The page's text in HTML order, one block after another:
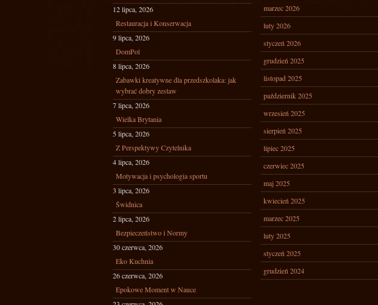
12 lipca, 2026
Restauracja i Konserwacja
9 lipca, 2026
DomPol
8 lipca, 2026
Zabawki kreatywne dla przedszkolaka: jak
wybrać dobry zestaw
7 lipca, 2026
Wielka Brytania
5 lipca, 2026
Z Perspektywy Czytelnika
4 lipca, 2026
Motywacja i psychologia sportu
3 lipca, 2026
Świdnica
2 lipca, 2026
Bezpieczeństwo i Normy
30 czerwca, 2026
Eko Kuchnia
26 czerwca, 2026
Epokowe Moment w Nauce
marzec 2026
luty 2026
styczeń 2026
grudzień 2025
listopad 2025
październik 2025
wrzesień 2025
sierpień 2025
lipiec 2025
czerwiec 2025
maj 2025
kwiecień 2025
marzec 2025
luty 2025
styczeń 2025
grudzień 2024